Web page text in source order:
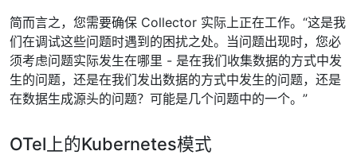
简而言之，您需要确保 Collector 实际上正在工作。“这是我
们在调试这些问题时遇到的困扰之处。当问题出现时，您必
须考虑问题实际发生在哪里 - 是在我们收集数据的方式中发
生的问题，还是在我们发出数据的方式中发生的问题，还是
在数据生成源头的问题？可能是几个问题中的一个。”
OTel上的Kubernetes模式